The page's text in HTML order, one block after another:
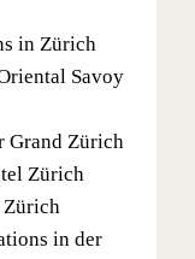
in Zürich
Savoy
Grand Zürich
Zürich
Zürich
in der